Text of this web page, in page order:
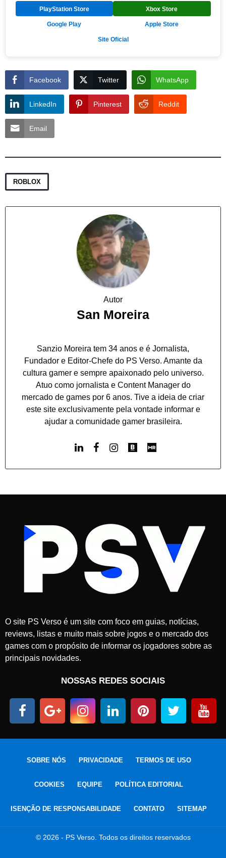
PlayStation Store Xbox Store
Google Play Apple Store
Site Oficial
Facebook Twitter WhatsApp
LinkedIn Pinterest Reddit
Email
ROBLOX
Autor
San Moreira
Sanzio Moreira tem 34 anos e é Jornalista,
Fundador e Editor-Chefe do PS Verso. Amante da
cultura gamer e sempre apaixonado pelo universo.
Atuo como jornalista e Content Manager do
mercado de games por 6 anos. Tive a ideia de criar
este site exclusivamente pela vontade informar e
ajudar a comunidade gamer brasileira.
O site PS Verso é um site com foco em guias, notícias,
reviews, listas e muito mais sobre jogos e o mercado dos
games com o propósito de informar os jogadores sobre as
principais novidades.
NOSSAS REDES SOCIAIS
SOBRE NÓS PRIVACIDADE TERMOS DE USO
COOKIES EQUIPE POLÍTICA EDITORIAL
ISENÇÃO DE RESPONSABILIDADE CONTATO SITEMAP
© 2026 - PS Verso. Todos os direitos reservados